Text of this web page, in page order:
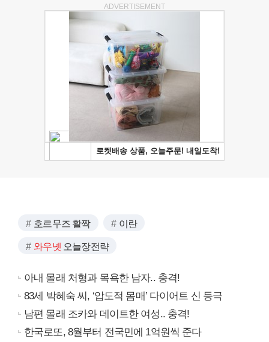
ADVERTISEMENT
호르무즈 활짝 이란
와우넷 오늘장전략
아내 몰래 처형과 목욕한 남자.. 충격!
83세 박혜숙 씨, ‘압도적 몸매’ 다이어트 신 등극
남편 몰래 조카와 데이트한 여성.. 충격!
한국로또, 8월부터 전국민에 1억원씩 준다